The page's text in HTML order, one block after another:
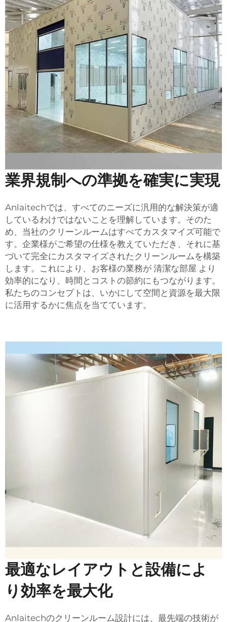
業界規制への準拠を確実に実現
Anlaitechでは、すべてのニーズに汎用的な解決策が適
しているわけではないことを理解しています。そのた
め、当社のクリーンルームはすべてカスタマイズ可能で
す。企業様がご希望の仕様を教えていただき、それに基
づいて完全にカスタマイズされたクリーンルームを構築
します。これにより、お客様の業務が 清潔な部屋 より
効率的になり、時間とコストの節約にもつながります。
私たちのコンセプトは、いかにして空間と資源を最大限
に活用するかに焦点を当てています。
最適なレイアウトと設備によ
り効率を最大化
Anlaitechのクリーンルーム設計には、最先端の技術が